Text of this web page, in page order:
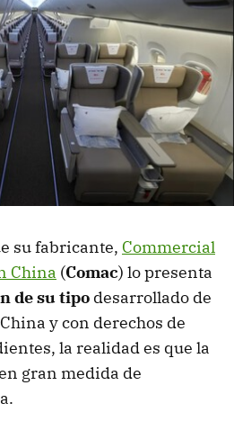
su fabricante, Commercial
China (Comac) lo presenta
de su tipo desarrollado de
y con derechos de
la realidad es que la
gran medida de